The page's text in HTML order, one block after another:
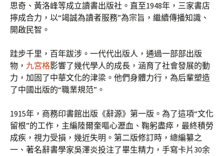
思奇、黃洛峰等成立讀書出版社。直至1948年，三家書店
擰成合力，以“竭誠為讀者服務”為宗旨，繼續傳播知識、
開啟民智。
跬步千里，百年跋涉。一代代出版人，通過一部部出版
物， 九宮格影響了幾代學人的成長，涵育了社會發展的動
力，加固了中華文化的津梁。他們身體力行，為后輩塑造
了中國出版的“職業規范”。
1915年，商務印書館出版《辭源》第一版。為了這項“文化
留根”的工作，主編陸爾奎嘔心瀝血、鞠躬盡瘁，最終積勞
成疾，視力受損，幾近失明。第二版修訂時，總編纂之
一、著名辭書學家吳澤炎投注了畢生精力，手寫卡片30余